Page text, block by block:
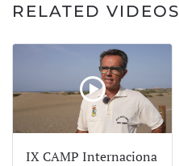
RELATED VIDEOS
IX CAMP Internaciona